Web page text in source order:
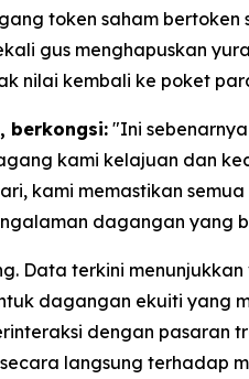
token saham bertoken
gus menghapuskan
nilai kembali ke poket
berkongsi: "Ini
kami kelajuan dan
kami memastikan
dagangan yang
Data terkini
dagangan ekuiti yang
dengan pasaran
langsung